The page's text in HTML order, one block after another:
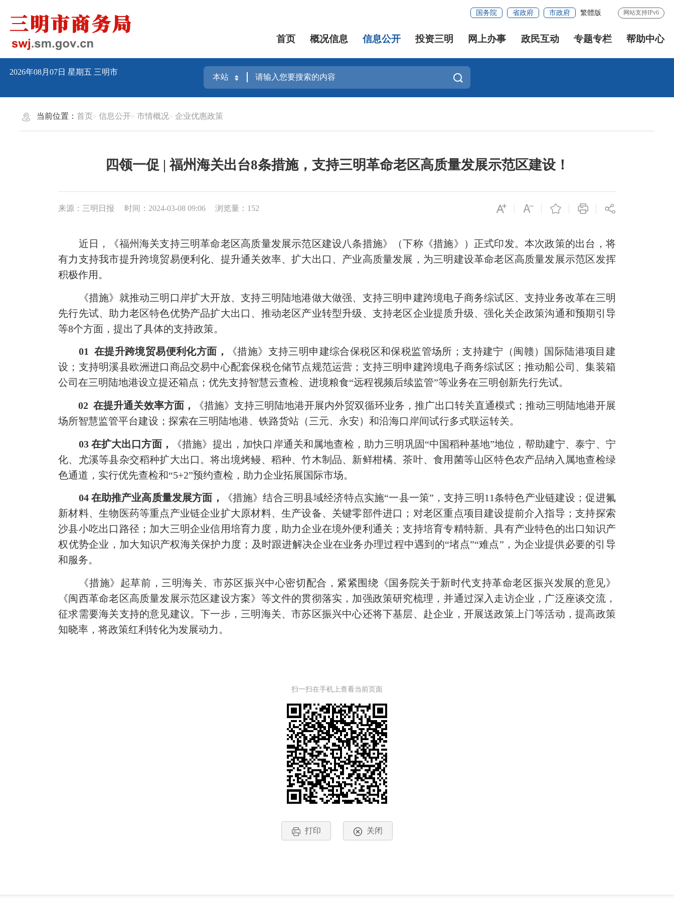
国务院 省政府 市政府 繁體版 网站支持IPv6
首页 概况信息 信息公开 投资三明 网上办事 政民互动 专题专栏 帮助中心
2026年08月07日星期五 三明市
当前位置：首页 信息公开 市情概况 企业优惠政策
四领一促 | 福州海关出台8条措施，支持三明革命老区高质量发展示范区建设！
来源：三明日报 时间：2024-03-08 09:06 浏览量：152
近日，《福州海关支持三明革命老区高质量发展示范区建设八条措施》（下称《措施》）正式印发。本次政策的出台，将
有力支持我市提升跨境贸易便利化、提升通关效率、扩大出口、产业高质量发展，为三明建设革命老区高质量发展示范区发挥
积极作用。
《措施》就推动三明口岸扩大开放、支持三明陆地港做大做强、支持三明申建跨境电子商务综试区、支持业务改革在三明
先行先试、助力老区特色优势产品扩大出口、推动老区产业转型升级、支持老区企业提质升级、强化关企政策沟通和预期引导
等8个方面，提出了具体的支持政策。
01 在提升跨境贸易便利化方面，
《措施》支持三明申建综合保税区和保税监管场所；支持建宁（闽赣）国际陆港项目建
设；支持明溪县欧洲进口商品交易中心配套保税仓储节点规范运营；支持三明申建跨境电子商务综试区；推动船公司、集装箱
公司在三明陆地港设立提还箱点；优先支持智慧云查检、进境粮食“远程视频后续监管”等业务在三明创新先行先试。
02 在提升通关效率方面，
《措施》支持三明陆地港开展内外贸双循环业务，推广出口转关直通模式；推动三明陆地港开展
场所智慧监管平台建设；探索在三明陆地港、铁路货站（三元、永安）和沿海口岸间试行多式联运转关。
03 在扩大出口方面，
《措施》提出，加快口岸通关和属地查检，助力三明巩固“中国稻种基地”地位，帮助建宁、泰宁、宁
化、尤溪等县杂交稻种扩大出口。将出境烤鳗、稻种、竹木制品、新鲜柑橘、茶叶、食用菌等山区特色农产品纳入属地查检绿
色通道，实行优先查检和“5+2”预约查检，助力企业拓展国际市场。
04 在助推产业高质量发展方面，
《措施》结合三明县域经济特点实施“一县一策”，支持三明11条特色产业链建设；促进氟
新材料、生物医药等重点产业链企业扩大原材料、生产设备、关键零部件进口；对老区重点项目建设提前介入指导；支持探索
沙县小吃出口路径；加大三明企业信用培育力度，助力企业在境外便利通关；支持培育专精特新、具有产业特色的出口知识产
权优势企业，加大知识产权海关保护力度；及时跟进解决企业在业务办理过程中遇到的“堵点”“难点”，为企业提供必要的引导
和服务。
《措施》起草前，三明海关、市苏区振兴中心密切配合，紧紧围绕《国务院关于新时代支持革命老区振兴发展的意见》
《闽西革命老区高质量发展示范区建设方案》等文件的贯彻落实，加强政策研究梳理，并通过深入走访企业，广泛座谈交流，
征求需要海关支持的意见建议。下一步，三明海关、市苏区振兴中心还将下基层、赴企业，开展送政策上门等活动，提高政策
知晓率，将政策红利转化为发展动力。
扫一扫在手机上查看当前页面
打印 关闭